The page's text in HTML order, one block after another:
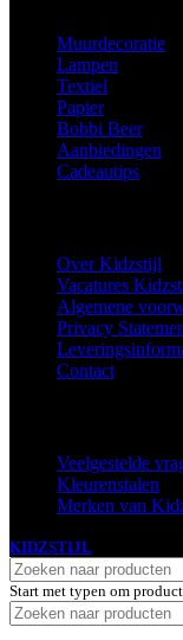
Muurdecoratie
Lampen
Textiel
Papier
Bobbi Beer
Aanbiedingen
Cadeautips
Over Kidzstijl
Vacatures
Algemene
Privacy
Contact
Veelgestelde
Kleurenstalen
Merken van
KIDZSTIJL
Start met typen om